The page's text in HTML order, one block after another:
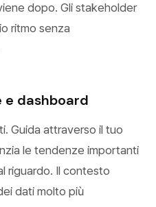
dopo. Gli stakeholder
ritmo senza
e dashboard
Guida attraverso il tuo
le tendenze importanti
riguardo. Il contesto
dati molto più